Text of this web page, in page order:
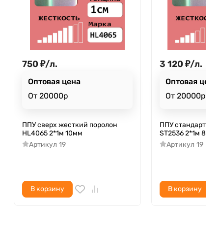
750 ₽/л.
Оптовая цена
От 20000р
ППУ cверх жесткий поролон
HL4065 2*1м 10мм
Артикул 19
В корзину
3 120 ₽/л.
Оптовая цена
От 20000р
ППУ
ST2536 2*1м 80мм
Артикул 19
В корзину